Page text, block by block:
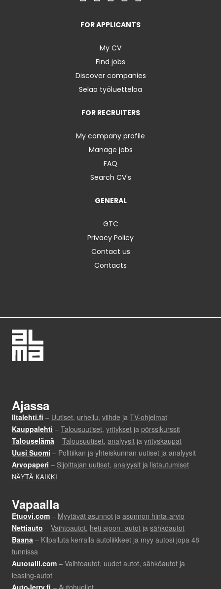
FOR APPLICANTS
My CV
Find jobs
Discover companies
Selaa työluetteloa
FOR RECRUITERS
My company profile
Manage jobs
FAQ
Search CV's
GENERAL
GTC
Privacy Policy
Contact us
Contacts